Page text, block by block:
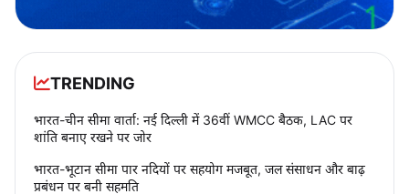
TRENDING
भारत-चीन सीमा वार्ता: नई दिल्ली में 36वीं WMCC बैठक, LAC पर
शांति बनाए रखने पर जोर
भारत-भूटान सीमा पार नदियों पर सहयोग मजबूत, जल संसाधन और बाढ़
प्रबंधन पर बनी सहमति